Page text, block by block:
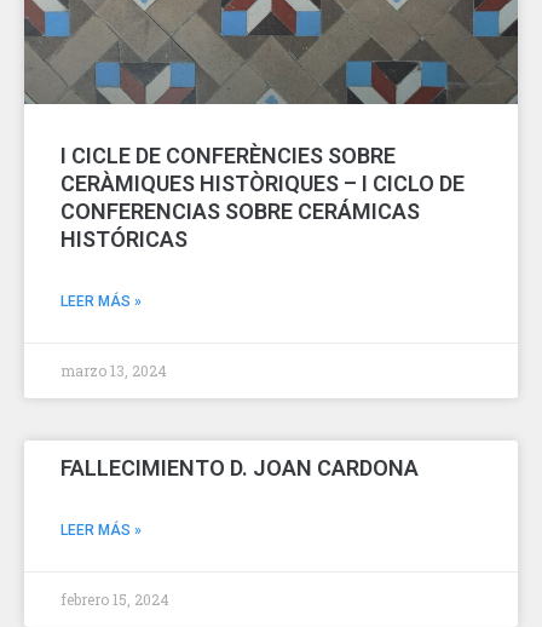
I CICLE DE CONFERÈNCIES SOBRE
CERÀMIQUES HISTÒRIQUES – I CICLO DE
CONFERENCIAS SOBRE CERÁMICAS
HISTÓRICAS
LEER MÁS »
marzo 13, 2024
FALLECIMIENTO D. JOAN CARDONA
LEER MÁS »
febrero 15, 2024